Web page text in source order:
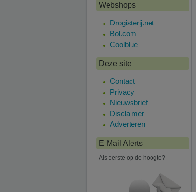
Webshops
Drogisterij.net
Bol.com
Coolblue
Deze site
Contact
Privacy
Nieuwsbrief
Disclaimer
Adverteren
E-Mail Alerts
Als eerste op de hoogte?